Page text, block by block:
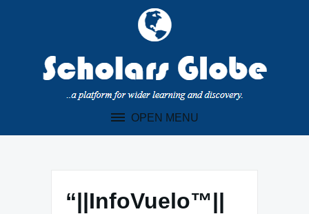
OPEN MENU
“||InfoVuelo™||